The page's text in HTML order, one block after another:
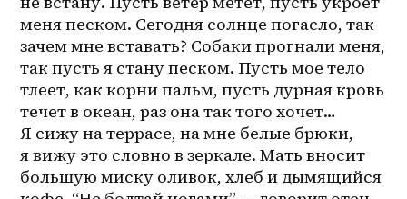
меня песком. Сегодня солнце погасло, так
зачем мне вставать? Собаки прогнали меня,
так пусть я стану песком. Пусть мое тело
тлеет, как корни пальм, пусть дурная кровь
течет в океан, раз она так того хочет…
Я сижу на террасе, на мне белые брюки,
я вижу это словно в зеркале. Мать вносит
большую миску оливок, хлеб и дымящийся